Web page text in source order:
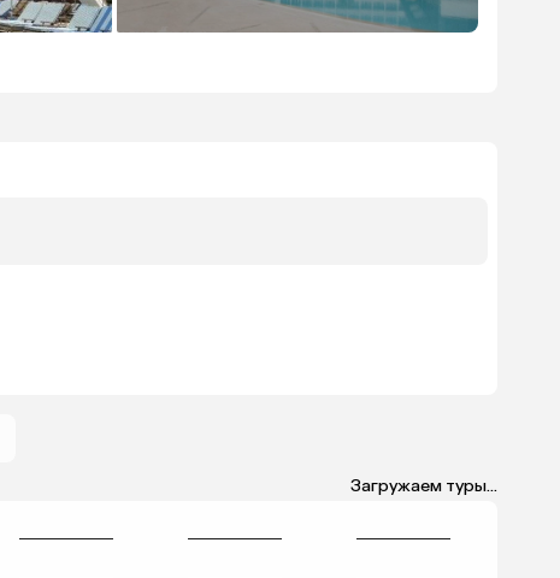
Загружаем туры...